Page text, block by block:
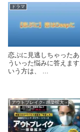
ドラマ
恋ぷに見逃しちゃったあ
ういった悩みに答えます。 ✅結論 第１話をまだみていないよ
アウトブレイク- 感染拡大 -